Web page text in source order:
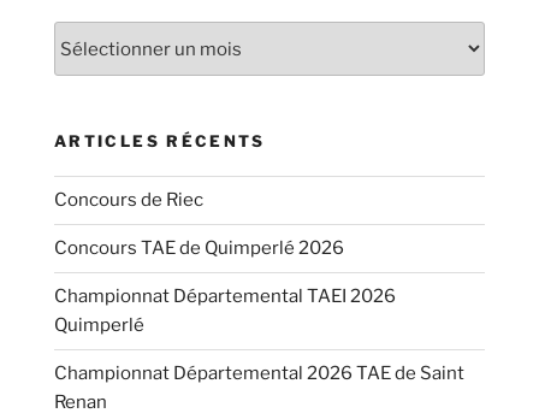
ARTICLES RÉCENTS
Concours de Riec
Concours TAE de Quimperlé 2026
Championnat Départemental TAEI 2026
Quimperlé
Championnat Départemental 2026 TAE de Saint
Renan